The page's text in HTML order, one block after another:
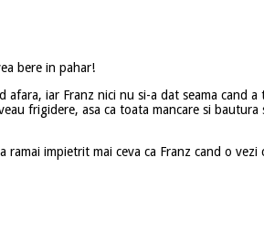
bere in pahar!
afara, iar Franz nici nu si-a dat seama
frigidere, asa ca toata mancare si
ramai impietrit mai ceva ca Franz cand o